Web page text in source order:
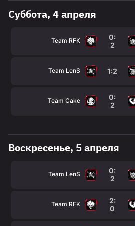
Суббота, 4 апреля
Team RFK
0:
2
Team LenS 1:2
Team Cake
0:
2
Воскресенье, 5 апреля
Team LenS
0:
2
Team RFK
2:
0